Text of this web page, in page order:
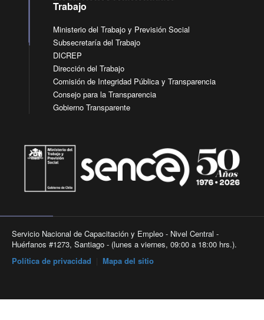
Trabajo
Ministerio del Trabajo y Previsión Social
Subsecretaría del Trabajo
DICREP
Dirección del Trabajo
Comisión de Integridad Pública y Transparencia
Consejo para la Transparencia
Gobierno Transparente
Servicio Nacional de Capacitación y Empleo - Nivel Central -
Huérfanos #1273, Santiago - (lunes a viernes, 09:00 a 18:00 hrs.).
Política de privacidad
Mapa del sitio